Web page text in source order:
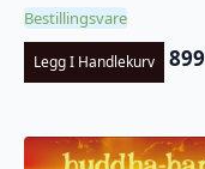
Bestillingsvare
Legg I Handlekurv 899